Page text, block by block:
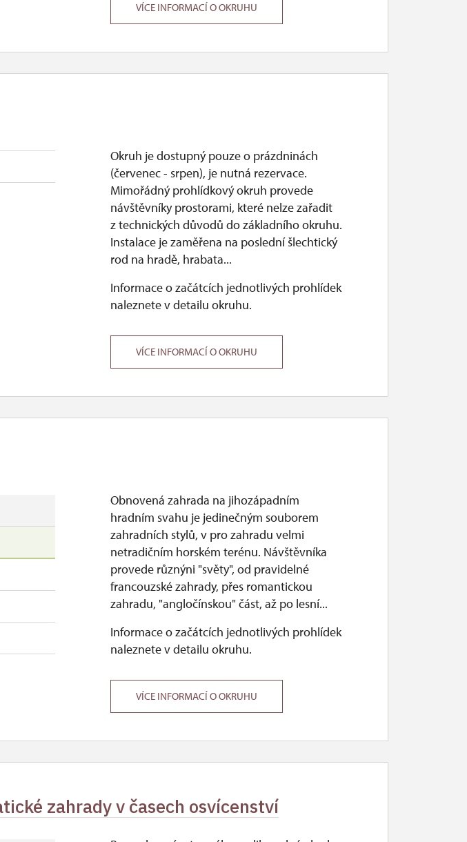
VÍCE INFORMACÍ O OKRUHU
Okruh je dostupný pouze o prázdninách
(červenec - srpen), je nutná rezervace.
Mimořádný prohlídkový okruh provede
návštěvníky prostorami, které nelze zařadit
z technických důvodů do základního okruhu.
Instalace je zaměřena na poslední šlechtický
rod na hradě, hrabata...
Informace o začátcích jednotlivých prohlídek
naleznete v detailu okruhu.
VÍCE INFORMACÍ O OKRUHU
Obnovená zahrada na jihozápadním
hradním svahu je jedinečným souborem
zahradních stylů, v pro zahradu velmi
netradičním horském terénu. Návštěvníka
provede různýni "světy", od pravidelné
francouzské zahrady, přes romantickou
zahradu, "angločínskou" část, až po lesní...
Informace o začátcích jednotlivých prohlídek
naleznete v detailu okruhu.
VÍCE INFORMACÍ O OKRUHU
zahrady v časech osvícenství